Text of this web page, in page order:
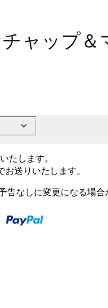
ャップ
たします。
送りいたします。
なしに変更になる場合